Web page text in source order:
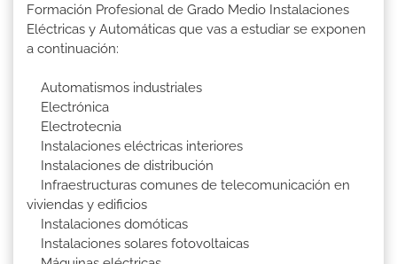
Formación Profesional de Grado Medio Instalaciones
Eléctricas y Automáticas que vas a estudiar se exponen
a continuación:
Automatismos industriales
Electrónica
Electrotecnia
Instalaciones eléctricas interiores
Instalaciones de distribución
Infraestructuras comunes de telecomunicación en
viviendas y edificios
Instalaciones domóticas
Instalaciones solares fotovoltaicas